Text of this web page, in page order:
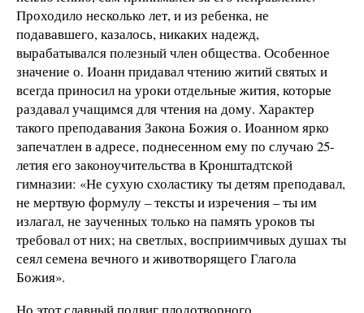
Проходило несколько лет, и из ребенка, не
подававшего, казалось, никаких надежд,
вырабатывался полезный член общества. Особенное
значение о. Иоанн придавал чтению житий святых и
всегда приносил на уроки отдельные жития, которые
раздавал учащимся для чтения на дому. Характер
такого преподавания Закона Божия о. Иоанном ярко
запечатлен в адресе, поднесенном ему по случаю 25-
летия его законоучительства в Кронштадтской
гимназии: «Не сухую схоластику ты детям преподавал,
не мертвую формулу – тексты и изречения – ты им
излагал, не заученных только на память уроков ты
требовал от них; на светлых, восприимчивых душах ты
сеял семена вечного и животворящего Глагола
Божия».
Но этот славный подвиг плодотворного